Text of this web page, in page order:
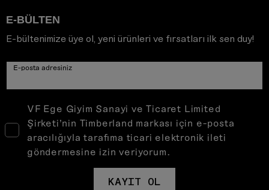
E-BÜLTEN
E-bültenimize üye ol, yeni ürünleri ve fırsatları ilk sen duy!
E-posta adresiniz
VF Ege Giyim Sanayi ve Ticaret Limited
Şirketi’nin Timberland markası için e-posta
aracılığıyla tarafıma ticari elektronik ileti
göndermesine izin veriyorum.
KAYIT OL